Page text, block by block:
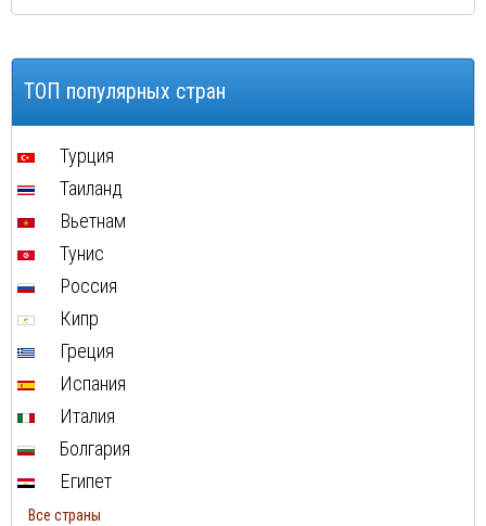
Эль Гуна
ТОП популярных стран
Турция
Таиланд
Вьетнам
Тунис
Россия
Кипр
Греция
Испания
Италия
Болгария
Египет
Все страны